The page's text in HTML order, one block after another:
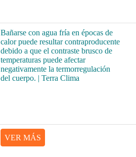
Bañarse con agua fría en épocas de
calor puede resultar contraproducente
debido a que el contraste brusco de
temperaturas puede afectar
negativamente la termorregulación
del cuerpo. | Terra Clima
VER MÁS